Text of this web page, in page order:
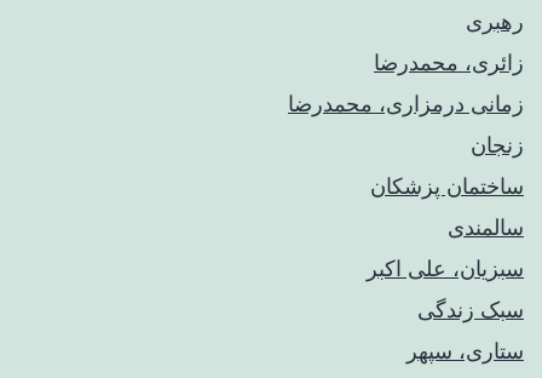
رهبری
زائری، محمدرضا
زمانی درمزاری، محمدرضا
زنجان
ساختمان پزشکان
سالمندی
سبزیان، علی اکبر
سبک زندگی
ستاری، سپهر